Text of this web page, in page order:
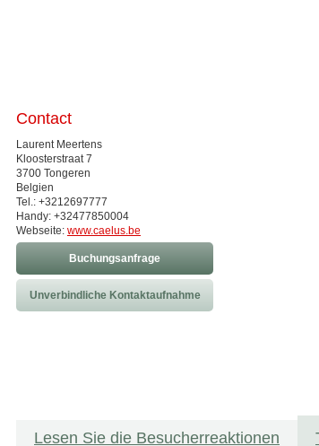
Contact
Laurent Meertens
Kloosterstraat 7
3700 Tongeren
Belgien
Tel.: +3212697777
Handy: +32477850004
Webseite: www.caelus.be
Buchungsanfrage
Unverbindliche Kontaktaufnahme
Lesen Sie die Besucherreaktionen